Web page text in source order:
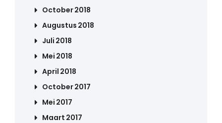
October 2018
Augustus 2018
Juli 2018
Mei 2018
April 2018
October 2017
Mei 2017
Maart 2017